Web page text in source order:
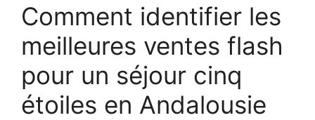
Comment identifier les
meilleures ventes flash
pour un séjour cinq
étoiles en Andalousie